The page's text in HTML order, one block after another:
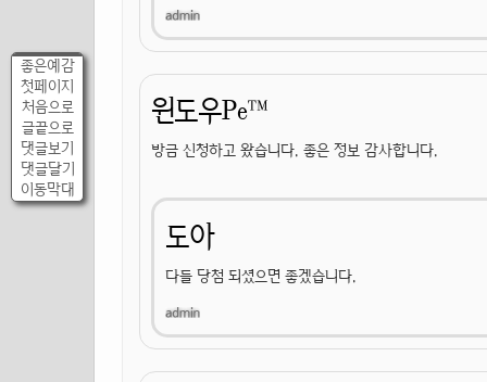
좋은예감
첫페이지
처음으로
글끝으로
댓글보기
댓글달기
이동막대
윈도우Pe™
방금 신청하고 왔습니다. 좋은 정보 감사합니다.
도아
다들 당첨 되셨으면 좋겠습니다.